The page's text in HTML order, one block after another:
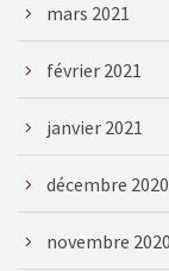
mars 2021
février 2021
janvier 2021
décembre 2020
novembre 2020